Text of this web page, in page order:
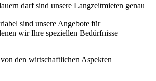
darf sind unsere Langzeitmieten genau
sind unsere Angebote für
wir Ihre speziellen Bedürfnisse
den wirtschaftlichen Aspekten